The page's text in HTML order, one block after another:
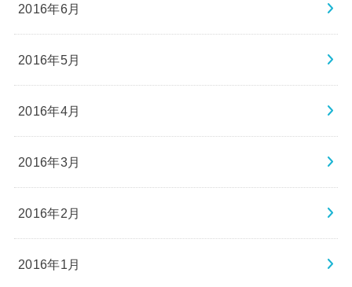
2016年6月
2016年5月
2016年4月
2016年3月
2016年2月
2016年1月